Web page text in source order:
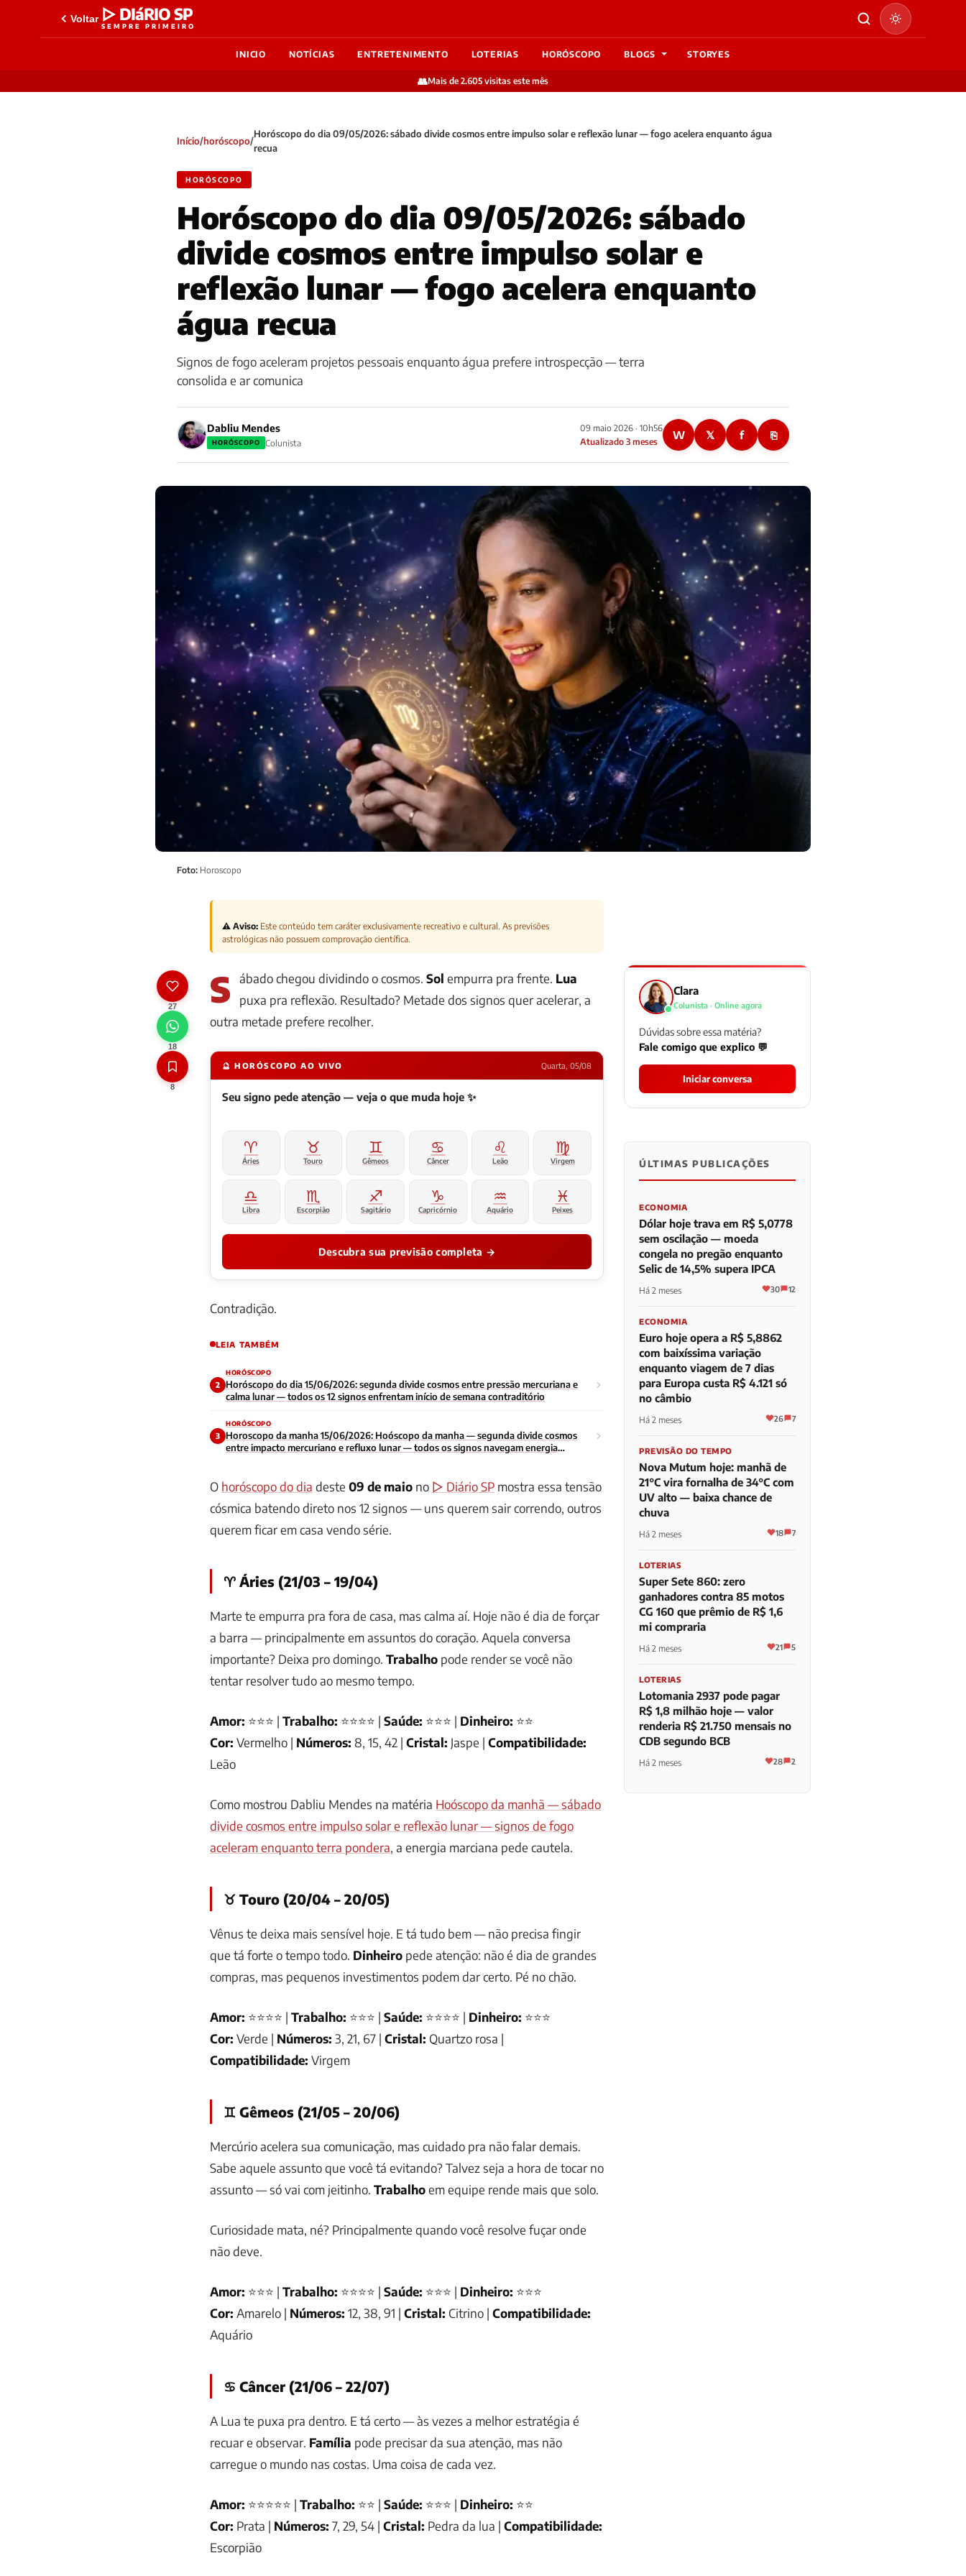
Voltar ▷ DIáRIO SP
SEMPRE PRIMEIRO
INICIO NOTÍCIAS ENTRETENIMENTO LOTERIAS HORÓSCOPO BLOGS STORYES
👥Mais de 2.605 visitas este mês
Início/horóscopo/
Horóscopo do dia 09/05/2026: sábado divide cosmos entre impulso solar e reflexão lunar — fogo acelera enquanto água
recua
HORÓSCOPO
Horóscopo do dia 09/05/2026: sábado
divide cosmos entre impulso solar e
reflexão lunar — fogo acelera enquanto
água recua
Signos de fogo aceleram projetos pessoais enquanto água prefere introspecção — terra
consolida e ar comunica
Dabliu Mendes
HORÓSCOPO Colunista
09 maio 2026 · 10h56
Atualizado 3 meses
W 𝕏 f ⎘
Foto: Horoscopo
27
18
8
⚠️ Aviso: Este conteúdo tem caráter exclusivamente recreativo e cultural. As previsões
astrológicas não possuem comprovação científica.
S ábado chegou dividindo o cosmos. Sol empurra pra frente. Lua
puxa pra reflexão. Resultado? Metade dos signos quer acelerar, a
outra metade prefere recolher.
🔮 HORÓSCOPO AO VIVO Quarta, 05/08
Seu signo pede atenção — veja o que muda hoje ✨
♈
Áries
♉
Touro
♊
Gêmeos
♋
Câncer
♌
Leão
♍
Virgem
♎
Libra
♏
Escorpião
♐
Sagitário
♑
Capricórnio
♒
Aquário
♓
Peixes
Descubra sua previsão completa →
Contradição.
LEIA TAMBÉM
2
HORÓSCOPO
Horóscopo do dia 15/06/2026: segunda divide cosmos entre pressão mercuriana e
calma lunar — todos os 12 signos enfrentam início de semana contraditório
3
HORÓSCOPO
Horoscopo da manha 15/06/2026: Hoóscopo da manha — segunda divide cosmos
entre impacto mercuriano e refluxo lunar — todos os signos navegam energia
O horóscopo do dia deste 09 de maio no ▷ Diário SP mostra essa tensão
cósmica batendo direto nos 12 signos — uns querem sair correndo, outros
querem ficar em casa vendo série.
♈ Áries (21/03 – 19/04)
Marte te empurra pra fora de casa, mas calma aí. Hoje não é dia de forçar
a barra — principalmente em assuntos do coração. Aquela conversa
importante? Deixa pro domingo. Trabalho pode render se você não
tentar resolver tudo ao mesmo tempo.
Amor: ⭐⭐⭐ | Trabalho: ⭐⭐⭐⭐ | Saúde: ⭐⭐⭐ | Dinheiro: ⭐⭐
Cor: Vermelho | Números: 8, 15, 42 | Cristal: Jaspe | Compatibilidade:
Leão
Como mostrou Dabliu Mendes na matéria Hoóscopo da manhã — sábado
divide cosmos entre impulso solar e reflexão lunar — signos de fogo
aceleram enquanto terra pondera, a energia marciana pede cautela.
♉ Touro (20/04 – 20/05)
Vênus te deixa mais sensível hoje. E tá tudo bem — não precisa fingir
que tá forte o tempo todo. Dinheiro pede atenção: não é dia de grandes
compras, mas pequenos investimentos podem dar certo. Pé no chão.
Amor: ⭐⭐⭐⭐ | Trabalho: ⭐⭐⭐ | Saúde: ⭐⭐⭐⭐ | Dinheiro: ⭐⭐⭐
Cor: Verde | Números: 3, 21, 67 | Cristal: Quartzo rosa |
Compatibilidade: Virgem
♊ Gêmeos (21/05 – 20/06)
Mercúrio acelera sua comunicação, mas cuidado pra não falar demais.
Sabe aquele assunto que você tá evitando? Talvez seja a hora de tocar no
assunto — só vai com jeitinho. Trabalhoem equipe rende mais que solo.
Curiosidade mata, né? Principalmente quando você resolve fuçar onde
não deve.
Amor: ⭐⭐⭐ | Trabalho: ⭐⭐⭐⭐ | Saúde: ⭐⭐⭐ | Dinheiro: ⭐⭐⭐
Cor: Amarelo | Números: 12, 38, 91 | Cristal: Citrino | Compatibilidade:
Aquário
♋ Câncer (21/06 – 22/07)
A Lua te puxa pra dentro. E tá certo — às vezes a melhor estratégia é
recuar e observar. Família pode precisar da sua atenção, mas não
carregue o mundo nas costas. Uma coisa de cada vez.
Amor: ⭐⭐⭐⭐⭐ | Trabalho: ⭐⭐ | Saúde: ⭐⭐⭐ | Dinheiro: ⭐⭐
Cor: Prata | Números: 7, 29, 54 | Cristal: Pedra da lua | Compatibilidade:
Escorpião
Clara
Colunista · Online agora
Dúvidas sobre essa matéria?
Fale comigo que explico 💬
Iniciar conversa
0 0 0
ÚLTIMAS PUBLICAÇÕES
ECONOMIA
Dólar hoje trava em R$ 5,0778
sem oscilação — moeda
congela no pregão enquanto
Selic de 14,5% supera IPCA
Há 2 meses 30 12
ECONOMIA
Euro hoje opera a R$ 5,8862
com baixíssima variação
enquanto viagem de 7 dias
para Europa custa R$ 4.121 só
no câmbio
Há 2 meses 26 7
PREVISÃO DO TEMPO
Nova Mutum hoje: manhã de
21°C vira fornalha de 34°C com
UV alto — baixa chance de
chuva
Há 2 meses 18 7
LOTERIAS
Super Sete 860: zero
ganhadores contra 85 motos
CG 160 que prêmio de R$ 1,6
mi compraria
Há 2 meses 21 5
LOTERIAS
Lotomania 2937 pode pagar
R$ 1,8 milhão hoje — valor
renderia R$ 21.750 mensais no
CDB segundo BCB
Há 2 meses 28 2